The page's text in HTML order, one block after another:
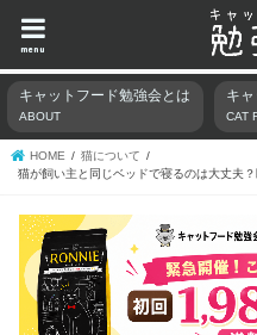
menu
キャットフード勉強会とは
ABOUT
キ
CAT
HOME
猫について
猫が飼い主と同じベッドで寝るのは大丈夫